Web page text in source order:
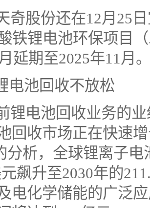
奇股份还在12月25
铁锂电池环保项目
延期至2025年11月
电池回收不放松
锂电池回收业务的
回收市场正在快速
分析，全球锂离子
飙升至2030年的
电化学储能的广泛